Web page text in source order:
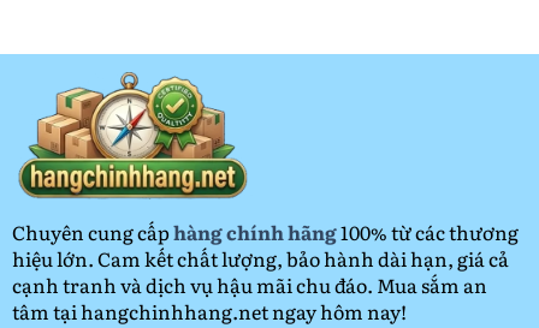
quản
Cấu
Chuyên cung cấphàng chính hãng100% từ các thương
hiệu lớn. Cam kết chất lượng, bảo hành dài hạn, giá cả
cạnh tranh và dịch vụ hậu mãi chu đáo. Mua sắm an
tâm tại hangchinhhang.net ngay hôm nay!